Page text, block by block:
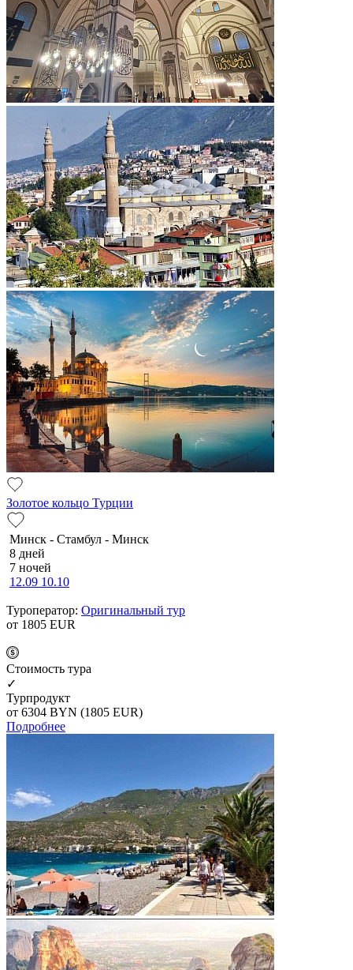
Золотое кольцо Турции
Минск - Стамбул - Минск
8 дней
7 ночей
12.09 10.10
Туроператор: Оригинальный тур
от 1805 EUR
Cтоимость тура
✓
Турпродукт
от 6304 BYN (1805 EUR)
Подробнее